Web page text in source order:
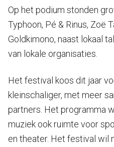
Op het podium stonden
Typhoon, Pé & Rinus, Zoë
Goldkimono, naast lokaal
van lokale organisaties.
Het festival koos dit jaar
kleinschaliger, met meer
partners. Het programma
muziek ook ruimte voor
en theater. Het festival wil